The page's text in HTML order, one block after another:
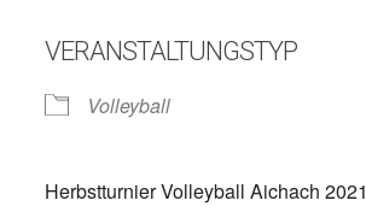
VERANSTALTUNGSTYP
Volleyball
Herbstturnier Volleyball Aichach 2021